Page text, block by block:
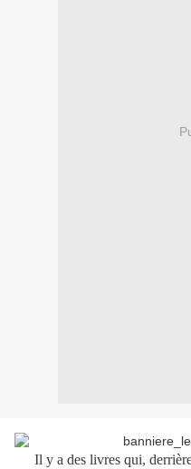
Il y a des livres qui,